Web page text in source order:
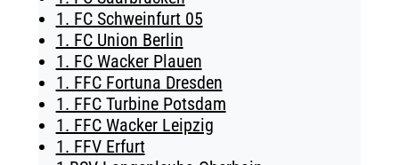
1. FC Schweinfurt 05
1. FC Union Berlin
1. FC Wacker Plauen
1. FFC Fortuna Dresden
1. FFC Turbine Potsdam
1. FFC Wacker Leipzig
1. FFV Erfurt